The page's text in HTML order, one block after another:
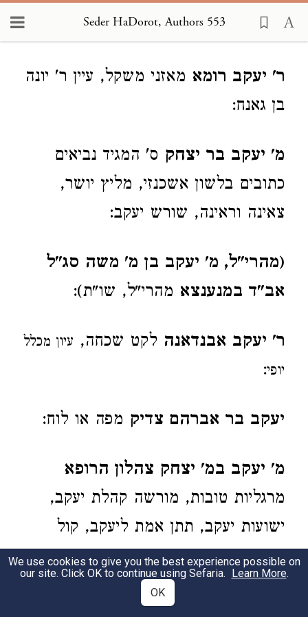
Seder HaDorot, Authors 553
ר' יעקב רומא מאזני משקל, עיין ר' יונה
בן גאנח:
מ' יעקב בר יצחק ס' המגיד נביאים
כתובים בלשון אשכנזי, מליץ יושר,
צאינה וראינה, שורש יעקב:
(מהרי"ל, מ' יעקב בן מ' משה סג"ל
אב"ד במנענצא מהרי"ל, שו"ת):
ר' יעקב אבנדאנה לקט שכחה, עיון מכלל
יופי:
יעקב בר אברהם צדיק מפה או לוח:
מ' יעקב במ' יצחק צהלון הרופא
מרגליות טובות, מורשה קהלת יעקב,
ישועות יעקב, תתן אמת ליעקב, קול
יעקב:
ר' יעקב בר ששתמשיב דברים נכוחים:
We use cookies to give you the best experience possible on
our site. Click OK to continue using Sefaria. Learn More.
OK